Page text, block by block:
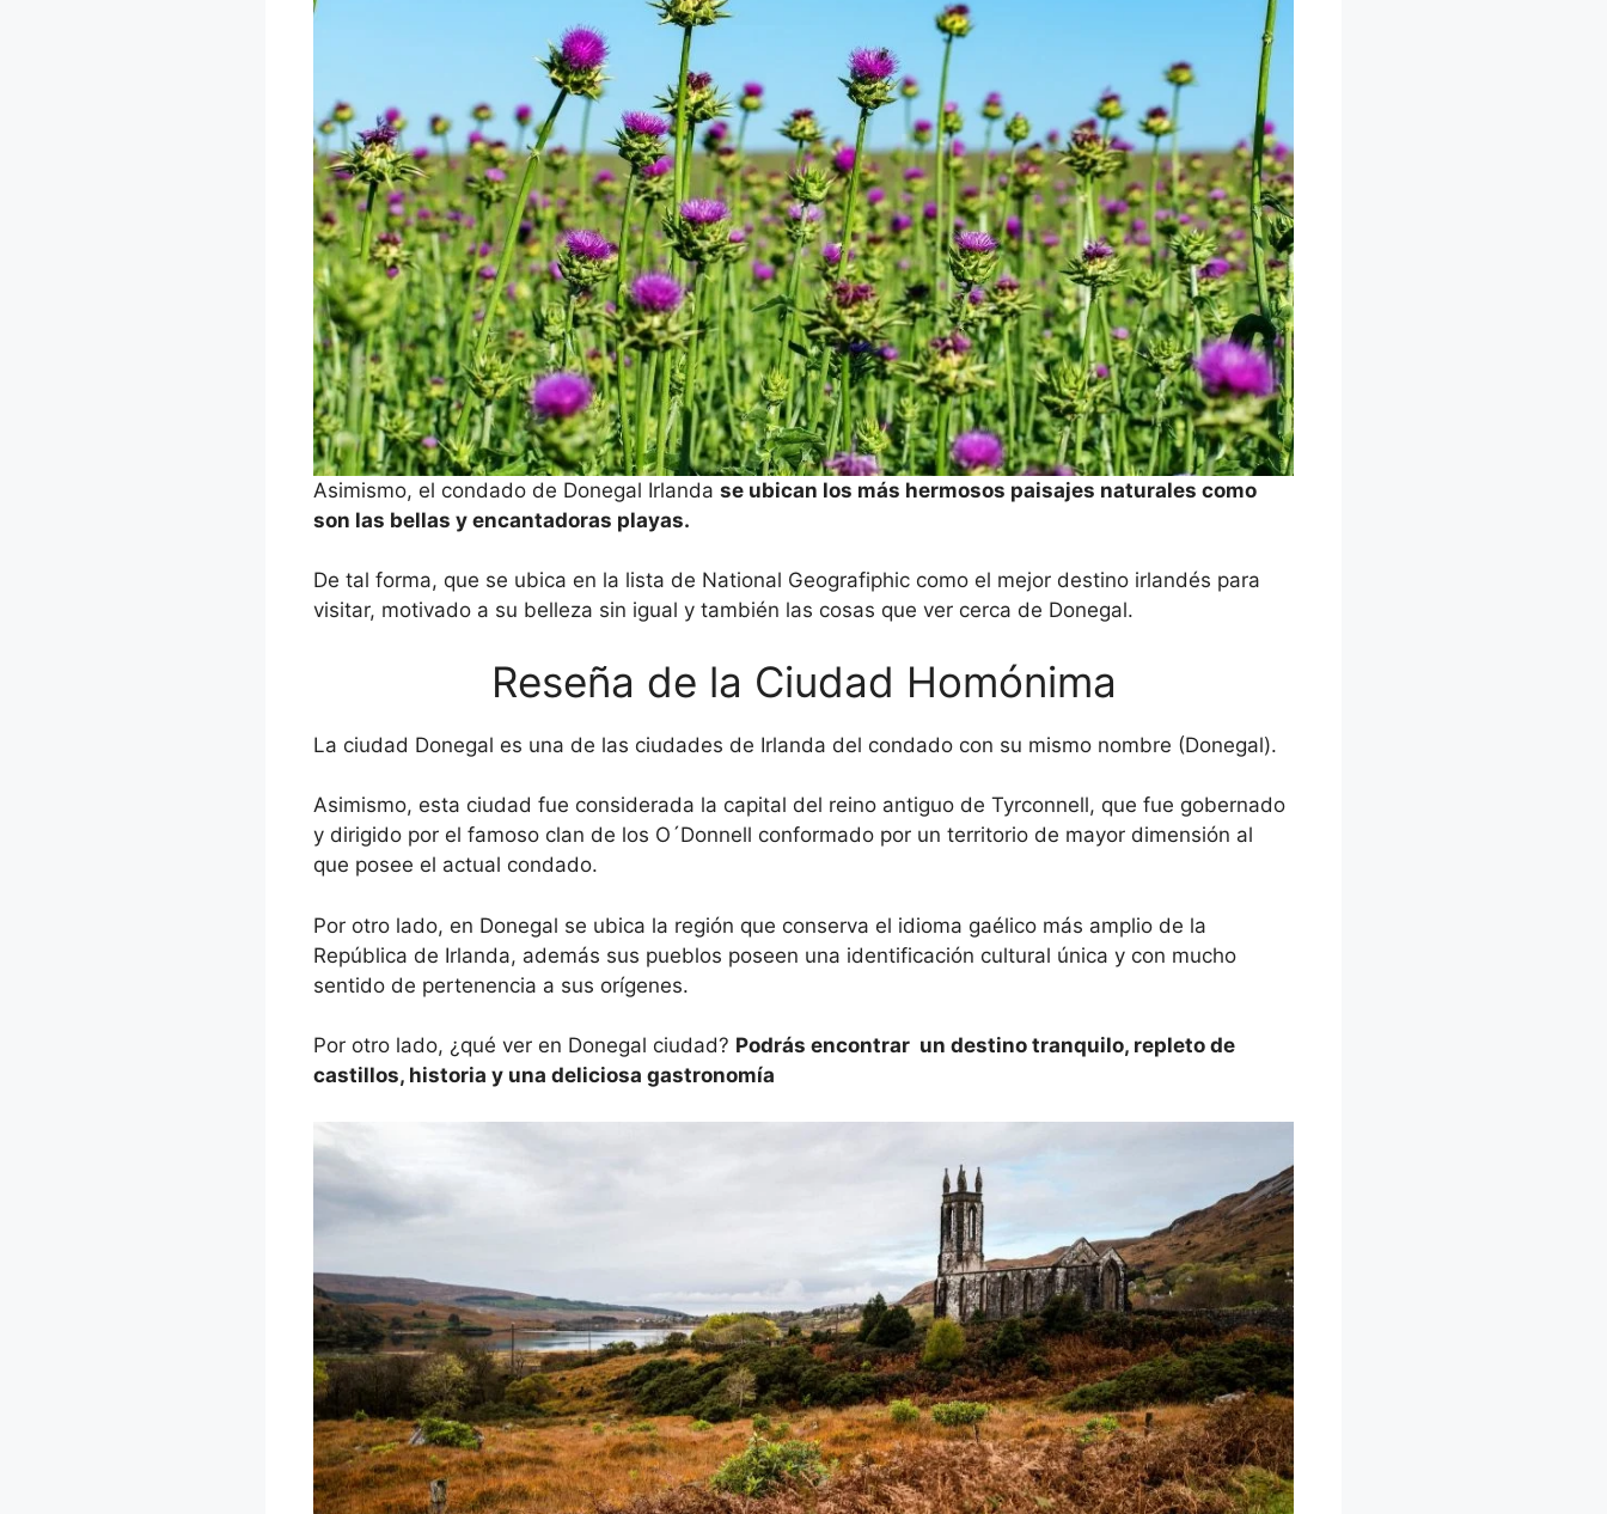
Asimismo, el condado de Donegal Irlanda se ubican los más hermosos paisajes naturales como
son las bellas y encantadoras playas.
De tal forma, que se ubica en la lista de National Geografiphic como el mejor destino irlandés para
visitar, motivado a su belleza sin igual y también las cosas que ver cerca de Donegal.
Reseña de la Ciudad Homónima
La ciudad Donegal es una de las ciudades de Irlanda del condado con su mismo nombre (Donegal).
Asimismo, esta ciudad fue considerada la capital del reino antiguo de Tyrconnell, que fue gobernado
y dirigido por el famoso clan de los O´Donnell conformado por un territorio de mayor dimensión al
que posee el actual condado.
Por otro lado, en Donegal se ubica la región que conserva el idioma gaélico más amplio de la
República de Irlanda, además sus pueblos poseen una identificación cultural única y con mucho
sentido de pertenencia a sus orígenes.
Por otro lado, ¿qué ver en Donegal ciudad? Podrás encontrar un destino tranquilo, repleto de
castillos, historia y una deliciosa gastronomía